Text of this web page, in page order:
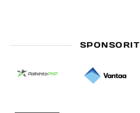
SPONSORIT